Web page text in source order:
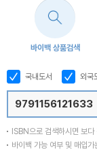
바이백 상품검색
국내도서 외국
ISBN으로 검색하시면 보다
바이백 가능 여부 및 매입